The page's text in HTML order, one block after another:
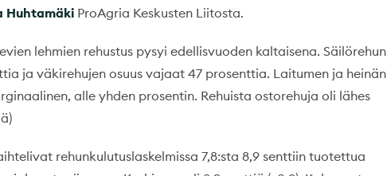
Huhtamäki ProAgria Keskusten Liitosta.
lehmien rehustus pysyi edellisvuoden kaltaisena. Säilörehun
ja väkirehujen osuus vajaat 47 prosenttia. Laitumen ja heinän
alle yhden prosentin. Rehuista ostorehuja oli lähes
rehunkulutuslaskelmissa 7,8:sta 8,9 senttiin tuotettua